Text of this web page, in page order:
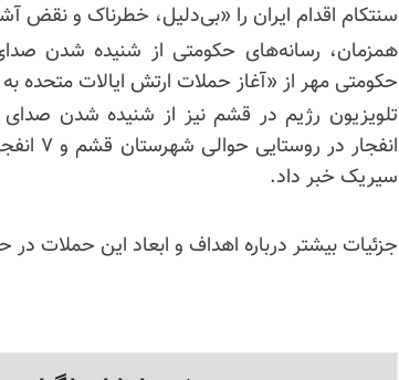
سنتکام اقدام ایران را «بی‌دلیل، خطرناک و
همزمان، رسانه‌های حکومتی از شنیده شدن
حکومتی مهر از «آغاز حملات ارتش ایالات متحده
انفجار در روستایی حوالی شهرستان قشم و ۷ انفجار در محدوده روستای
سیریک خبر داد.
جزئیات بیشتر درباره اهداف و ابعاد این حملات